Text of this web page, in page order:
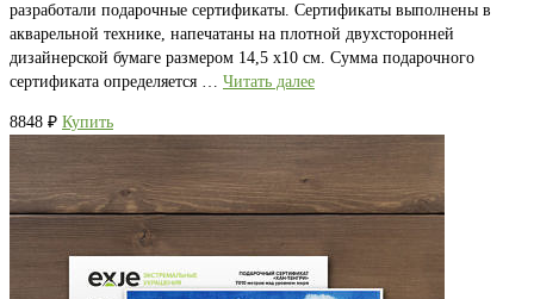
разработали подарочные сертификаты. Сертификаты выполнены в
акварельной технике, напечатаны на плотной двухсторонней
дизайнерской бумаге размером 14,5 х10 см. Сумма подарочного
сертификата определяется … Читать далее
8848 ₽ Купить